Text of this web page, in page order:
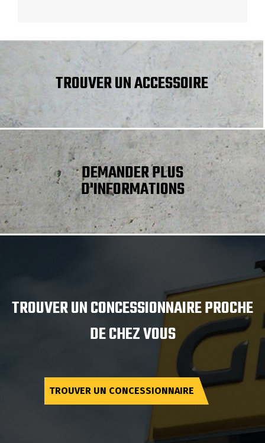
TROUVER UN ACCESSOIRE
DEMANDER PLUS
D'INFORMATIONS
TROUVER UN CONCESSIONNAIRE PROCHE
DE CHEZ VOUS
TROUVER UN CONCESSIONNAIRE